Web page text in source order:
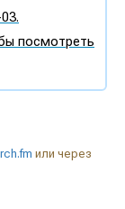
посмотреть
или через